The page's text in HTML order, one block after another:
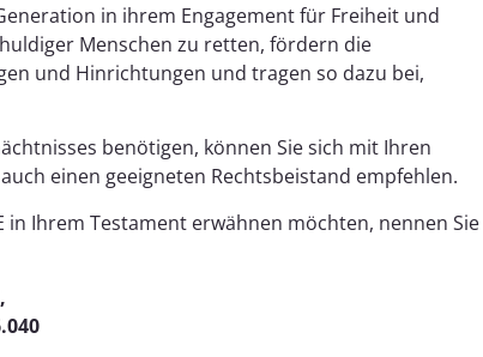
in ihrem Engagement für Freiheit und
Menschen zu retten, fördern die
und Hinrichtungen und tragen so dazu bei,
benötigen, können Sie sich mit Ihren
einen geeigneten Rechtsbeistand empfehlen.
in Ihrem Testament erwähnen möchten, nennen Sie